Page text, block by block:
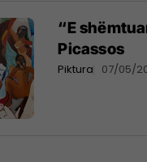
“E
Picassos
Piktura 07/05/